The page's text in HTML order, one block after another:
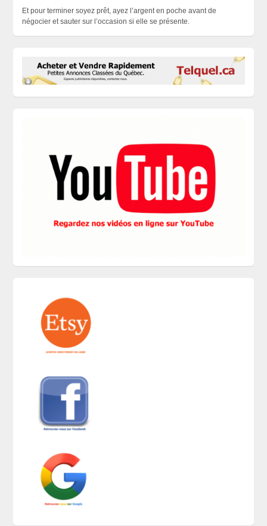
Et pour terminer soyez prêt, ayez l’argent en poche avant de
négocier et sauter sur l’occasion si elle seprésente